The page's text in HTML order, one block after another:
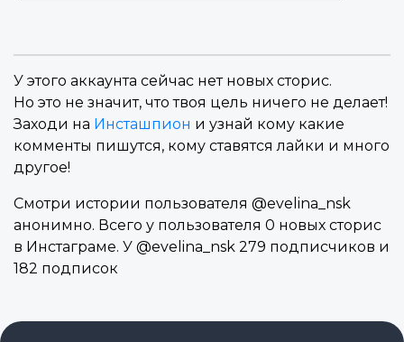
У этого аккаунта сейчас нет новых сторис.
Но это не значит, что твоя цель ничего не делает!
Заходи на Инсташпион и узнай кому какие
комменты пишутся, кому ставятся лайки и много
другое!
Смотри истории пользователя @evelina_nsk
анонимно. Всего у пользователя 0 новых сторис
в Инстаграме. У @evelina_nsk 279 подписчиков и
182 подписок